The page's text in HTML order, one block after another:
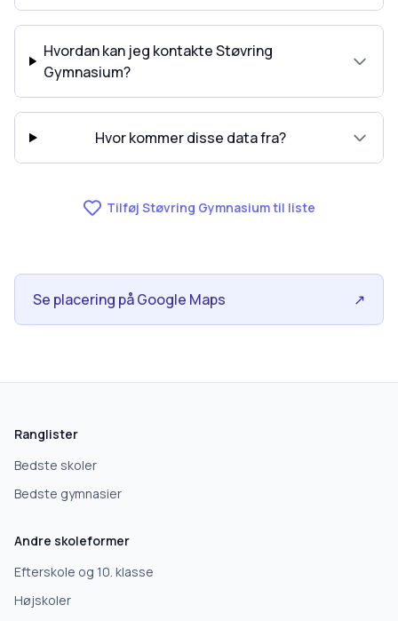
Hvordan kan jeg kontakte Støvring
Gymnasium?
Hvor kommer disse data fra?
Tilføj Støvring Gymnasium til liste
Se placering på Google Maps ↗
Hvad leder du efter?
Vi bruger dit valg til at stille de rigtige spørgsmål.
Grundskole
10. klasse
Ranglister
Bedste skoler
Bedste gymnasier
Andre skoleformer
Efterskole og 10. klasse
Højskoler